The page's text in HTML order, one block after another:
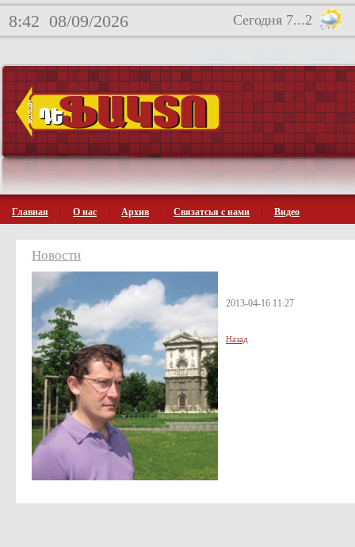
8:42 08/09/2026 Сегодня 7...2
Главная О нас Архив Связатсья с нами Видео
Новости
2013-04-16 11:27
Назад